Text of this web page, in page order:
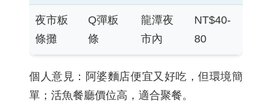
夜市粄
條攤
Q彈粄
條
龍潭夜
市內
NT$40-
80
個人意見：阿婆麵店便宜又好吃，但環境簡
單；活魚餐廳價位高，適合聚餐。